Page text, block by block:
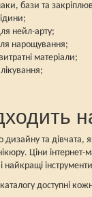
бази та
нейл-арту;
нарощування;
матеріали;
дизайну та дівчата,
Ціни
найкращі
доступні